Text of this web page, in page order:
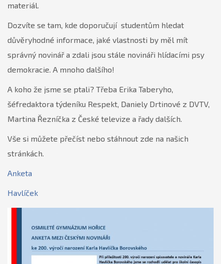
materiál.
Dozvíte se tam, kde doporučují studentům hledat
důvěryhodné informace, jaké vlastnosti by měl mít
správný novinář a zdali jsou stále novináři hlídacími psy
demokracie. A mnoho dalšího!
A koho že jsme se ptali? Třeba Erika Taberyho,
šéfredaktora týdeníku Respekt, Daniely Drtinové z DVTV,
Martina Řezníčka z České televize a řady dalších.
Vše si můžete přečíst nebo stáhnout zde na našich
stránkách.
Anketa
Havlíček